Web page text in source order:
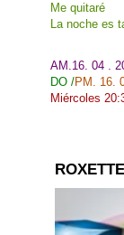
Me quitaré
La noche es
AM.16. 04 .
DO /PM. 16.
Miércoles